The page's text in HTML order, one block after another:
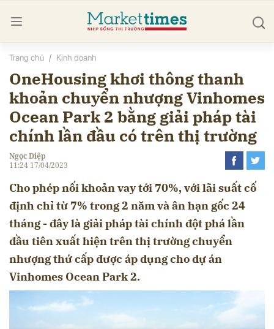
Trang chủ Kinh doanh
OneHousing khơi thông thanh
khoản chuyển nhượng Vinhomes
Ocean Park 2 bằng giải pháp tài
chính lần đầu có trên thị trường
Ngọc Diệp
11:24 17/04/2023
Cho phép nối khoản vay tới 70%, với lãi suất cố
định chỉ từ 7% trong 2 năm và ân hạn gốc 24
tháng - đây là giải pháp tài chính đột phá lần
đầu tiên xuất hiện trên thị trường chuyển
nhượng thứ cấp được áp dụng cho dự án
Vinhomes Ocean Park 2.
luận
Hủy